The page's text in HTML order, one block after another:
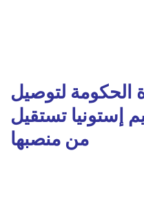
لتوصيل
إستونيا تستقيل
من منصبها